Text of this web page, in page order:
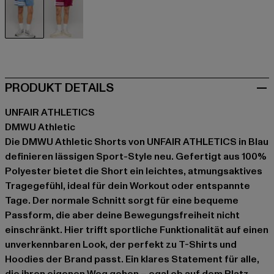
PRODUKT DETAILS
UNFAIR ATHLETICS
DMWU Athletic
Die DMWU Athletic Shorts von UNFAIR ATHLETICS in Blau
definieren lässigen Sport-Style neu. Gefertigt aus 100%
Polyester bietet die Short ein leichtes, atmungsaktives
Tragegefühl, ideal für dein Workout oder entspannte
Tage. Der normale Schnitt sorgt für eine bequeme
Passform, die aber deine Bewegungsfreiheit nicht
einschränkt. Hier trifft sportliche Funktionalität auf einen
unverkennbaren Look, der perfekt zu T-Shirts und
Hoodies der Brand passt. Ein klares Statement für alle,